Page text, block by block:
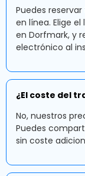
Puedes
en línea. Elige
en Dorfmark, y
electrónico al
¿El coste del
No, nuestros
Puedes
sin coste